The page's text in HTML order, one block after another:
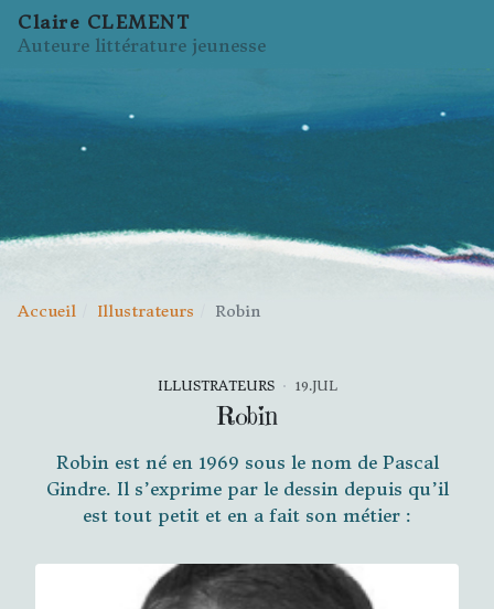
Claire CLEMENT
Auteure littérature jeunesse
Accueil Illustrateurs Robin
ILLUSTRATEURS 19.JUL
Robin
Robin est né en 1969 sous le nom de Pascal
Gindre. Il s’exprime par le dessin depuis qu’il
est tout petit et en a fait son métier :